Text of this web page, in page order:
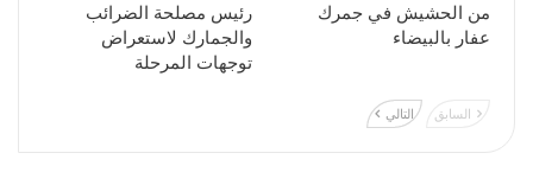
من الحشيش في جمرك
عفار بالبيضاء
رئيس مصلحة الضرائب
والجمارك لاستعراض
توجهات المرحلة
السابق التالي